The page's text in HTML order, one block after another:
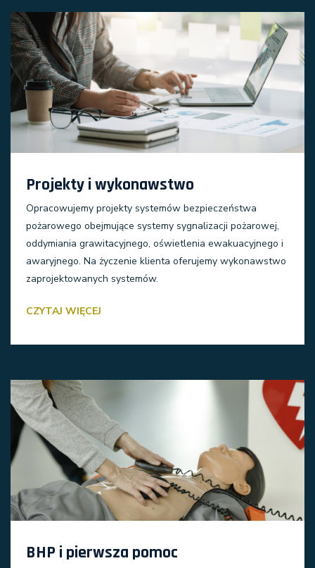
Projekty i wykonawstwo
Opracowujemy projekty systemów bezpieczeństwa
pożarowego obejmujące systemy sygnalizacji pożarowej,
oddymiania grawitacyjnego, oświetlenia ewakuacyjnego i
awaryjnego. Na życzenie klienta oferujemy wykonawstwo
zaprojektowanych systemów.
CZYTAJ WIĘCEJ
BHP i pierwsza pomoc